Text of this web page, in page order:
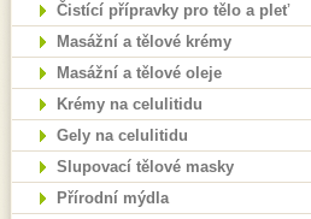
Čistící přípravky pro tělo a pleť
Masážní a tělové krémy
Masážní a tělové oleje
Krémy na celulitidu
Gely na celulitidu
Slupovací tělové masky
Přírodní mýdla